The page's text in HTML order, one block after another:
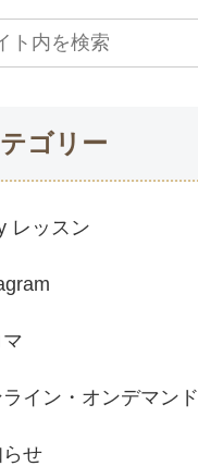
ゴリー
レッスン
イン・オンデマンド
せ